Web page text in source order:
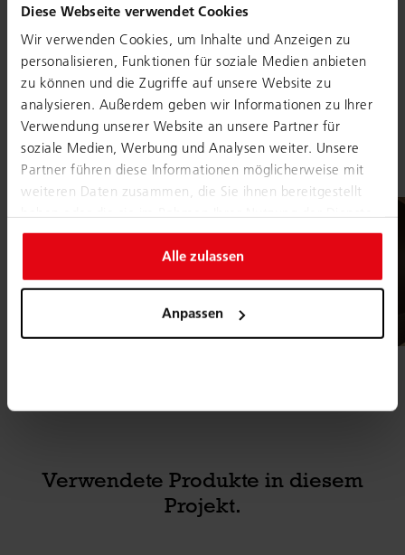
Diese Webseite verwendet Cookies
Wir verwenden Cookies, um Inhalte und Anzeigen zu
personalisieren, Funktionen für soziale Medien anbieten
zu können und die Zugriffe auf unsere Website zu
analysieren. Außerdem geben wir Informationen zu Ihrer
Verwendung unserer Website an unsere Partner für
soziale Medien, Werbung und Analysen weiter. Unsere
Partner führen diese Informationen möglicherweise mit
weiteren Daten zusammen, die Sie ihnen bereitgestellt
gesammelt haben.
Alle zulassen
Anpassen
Monthieux
JAHR
2024
Verwendete Produkte in diesem
Projekt.